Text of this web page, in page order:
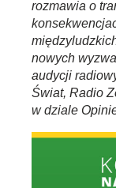
rozmawia o
nowych
audycji
Świat, Radio
w dziale